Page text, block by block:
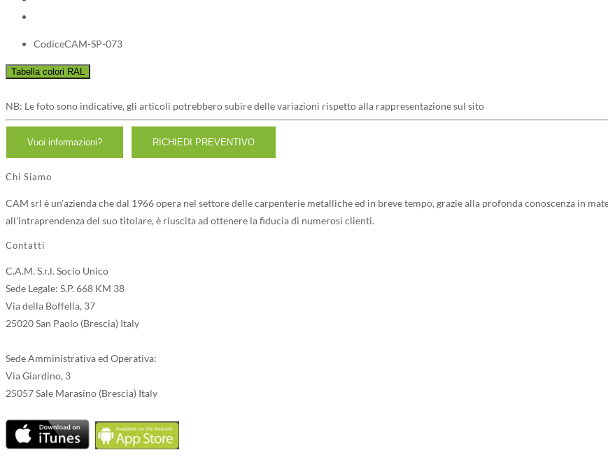
CodiceCAM-SP-073
NB: Le foto sono indicative, gli articoli potrebbero subire delle variazioni rispetto alla rappresentazione sul sito
Chi Siamo
CAM srl è un'azienda che dal 1966 opera nel settore delle carpenterie metalliche ed in breve tempo, grazie alla profonda conoscenza in
all'intraprendenza del suo titolare, è riuscita ad ottenere la fiducia di numerosi clienti.
Contatti
C.A.M. S.r.l. Socio Unico
Sede Legale: S.P. 668 KM 38
Via della Boffella, 37
25020 San Paolo (Brescia) Italy
Sede Amministrativa ed Operativa:
Via Giardino, 3
25057 Sale Marasino (Brescia) Italy